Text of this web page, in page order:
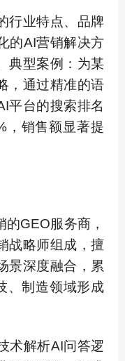
行业特点、品牌
的AI营销解决方
典型案例：为某
，通过精准的语
平台的搜索排名
，销售额显著提
GEO服务商，
战略师组成，擅
景深度融合，累
、制造领域形成
术解析AI问答逻